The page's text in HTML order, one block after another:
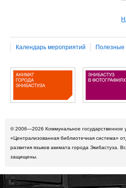
Календарь мероприятий Полезные
© 2006—2026 Коммунальное государственное
«Централизованная библиотечная система»
развития языков акимата города Экибастуза.
защищены.